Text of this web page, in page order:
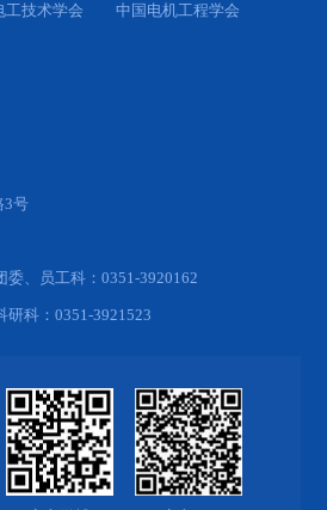
工技术学会 中国电机工程学会
3号
、员工科：0351-3920162
科：0351-3921523